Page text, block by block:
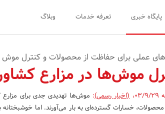
پایگاه خبری تعرفه خدمات وبلاگ
عملی برای حفاظت از محصولات و کنترل موش
موش‌ها در مزارع
29 ،(اخبار رسمی): موش‌ها تهدیدی جدی برای
خسارات گسترده‌ای به بار می‌آورند. اما